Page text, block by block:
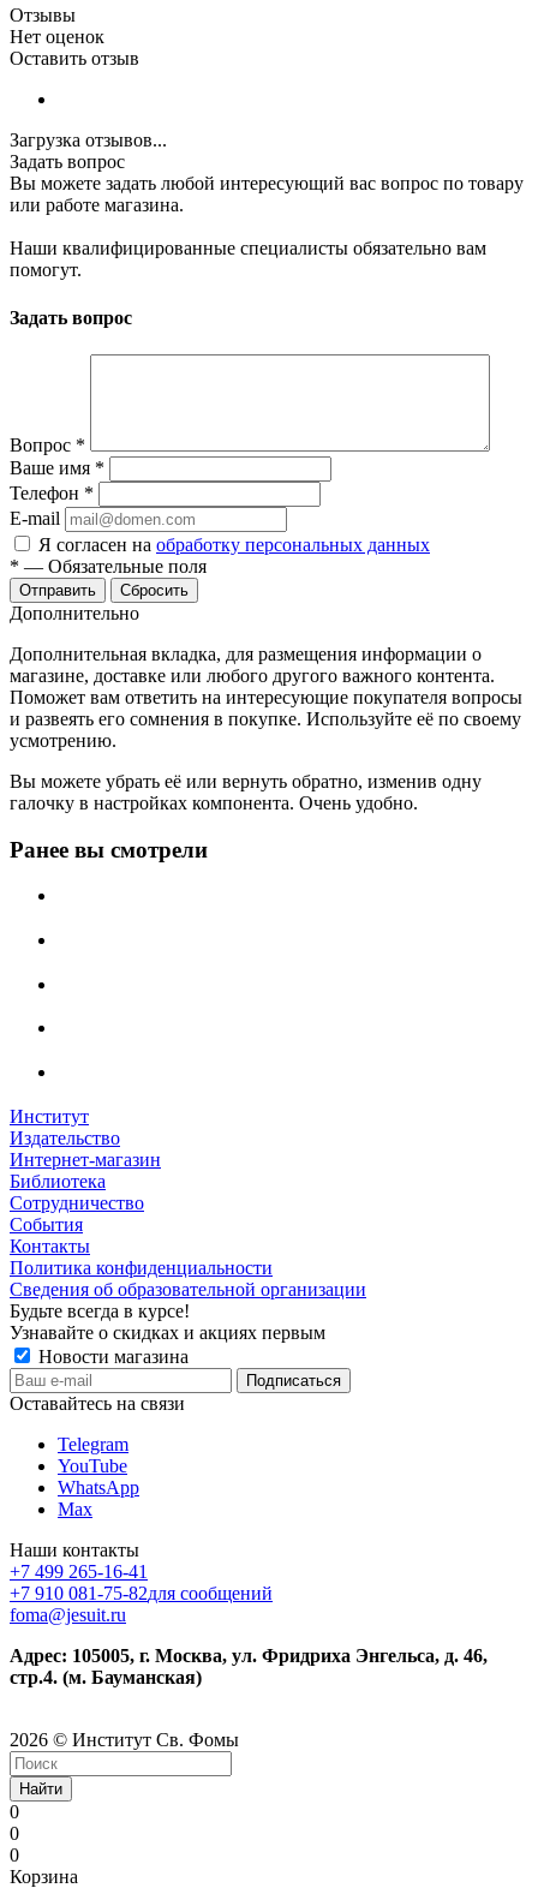
Отзывы
Нет оценок
Оставить отзыв
Загрузка отзывов...
Задать вопрос
Вы можете задать любой интересующий вас вопрос по товару
или работе магазина.
Наши квалифицированные специалисты обязательно вам
помогут.
Задать вопрос
Вопрос *
Ваше имя *
Телефон *
E-mail
Я согласен на обработку персональных данных
* — Обязательные поля
Сбросить
Дополнительно
Дополнительная вкладка, для размещения информации о
магазине, доставке или любого другого важного контента.
Поможет вам ответить на интересующие покупателя вопросы
и развеять его сомнения в покупке. Используйте её по своему
усмотрению.
Вы можете убрать её или вернуть обратно, изменив одну
галочку в настройках компонента. Очень удобно.
Ранее вы смотрели
Институт
Издательство
Интернет-магазин
Библиотека
Сотрудничество
События
Контакты
Политика конфиденциальности
Сведения об образовательной организации
Будьте всегда в курсе!
Узнавайте о скидках и акциях первым
Новости магазина
Оставайтесь на связи
Telegram
YouTube
WhatsApp
Max
Наши контакты
+7 499 265-16-41
+7 910 081-75-82для сообщений
foma@jesuit.ru
Адрес: 105005, г. Москва, ул. Фридриха Энгельса, д. 46,
стр.4. (м. Бауманская)
2026 © Институт Св. Фомы
Найти
0
0
0
Корзина